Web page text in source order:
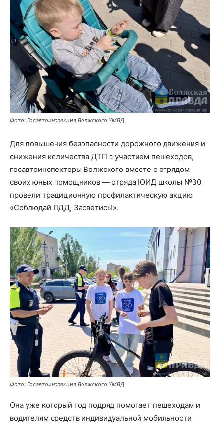
Фото: Госавтоинспекция Волжского УМВД
Для повышения безопасности дорожного движения и
снижения количества ДТП с участием пешеходов,
госавтоинспекторы Волжского вместе с отрядом
своих юных помощников — отряда ЮИД школы №30
провели традиционную профилактическую акцию
«Соблюдай ПДД, Засветись!».
Фото: Госавтоинспекция Волжского УМВД
Она уже который год подряд помогает пешеходам и
водителям средств индивидуальной мобильности